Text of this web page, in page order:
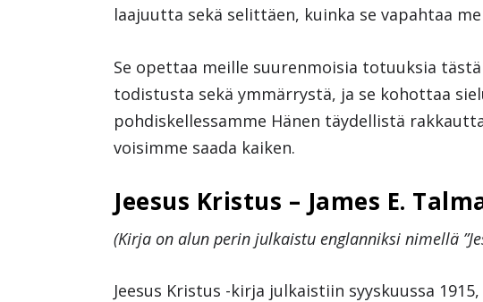
laajuutta sekä selittäen, kuinka se vapahtaa
Se opettaa meille suurenmoisia totuuksia
todistusta sekä ymmärrystä, ja se kohottaa
pohdiskellessamme Hänen täydellistä
voisimme saada kaiken.
Jeesus Kristus – James E.
(Kirja on alun perin julkaistu englanniksi nimellä
Jeesus Kristus -kirja julkaistiin syyskuussa